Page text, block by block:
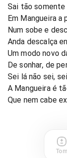
Sai tão somente
Em Mangueira a
Num sobe e
Anda descalça
Um modo novo
De sonhar, de
Sei lá não sei,
A Mangueira é
Que nem cabe
Tom